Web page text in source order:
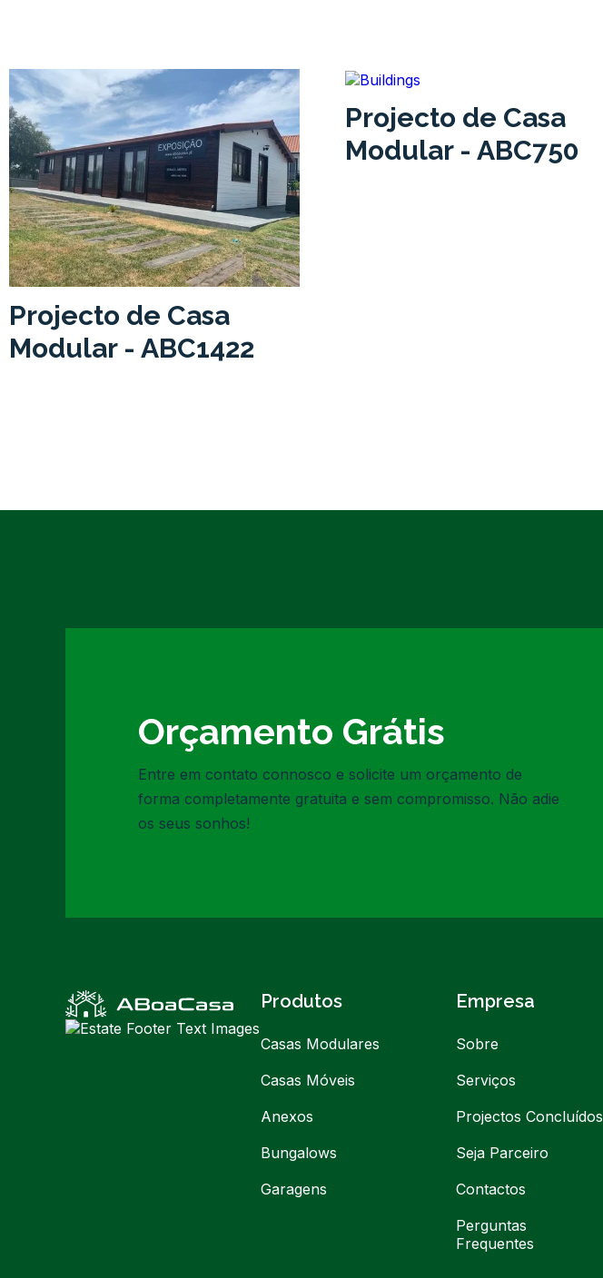
Projecto de Casa
Modular - ABC1422
Projecto de Casa
Modular - ABC750
Orçamento Grátis
Entre em contato connosco e solicite um orçamento de
forma completamente gratuita e sem compromisso. Não adie
os seus sonhos!
Produtos
Casas Modulares
Casas Móveis
Anexos
Bungalows
Garagens
Empresa
Sobre
Serviços
Projectos Concluídos
Seja Parceiro
Contactos
Perguntas
Frequentes